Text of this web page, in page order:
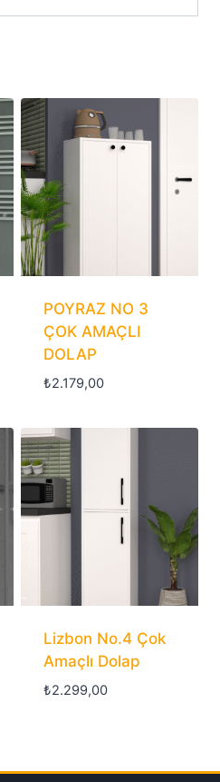
POYRAZ NO 3
ÇOK AMAÇLI
DOLAP
₺2.179,00
Lizbon No.4 Çok
Amaçlı Dolap
₺2.299,00